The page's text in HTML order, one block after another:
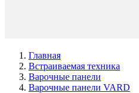
Главная
Встраиваемая техника
Варочные панели
Варочные панели VARD